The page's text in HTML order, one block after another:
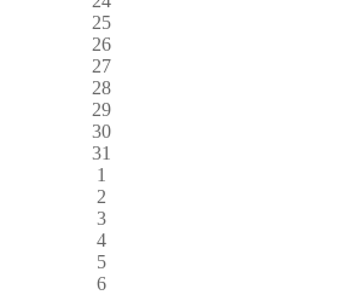
25
26
27
28
29
30
31
1
2
3
4
5
6